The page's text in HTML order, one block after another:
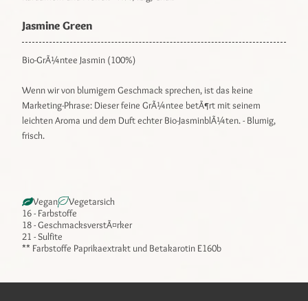
Jasmine Green
Bio-GrÃ¼ntee Jasmin (100%)
Wenn wir von blumigem Geschmack sprechen, ist das keine
Marketing-Phrase: Dieser feine GrÃ¼ntee betÃ¶rt mit seinem
leichten Aroma und dem Duft echter Bio-JasminblÃ¼ten. - Blumig,
frisch.
Vegan
Vegetarsich
16 - Farbstoffe
18 - GeschmacksverstÃ¤rker
21 - Sulfite
** Farbstoffe Paprikaextrakt und Betakarotin E160b